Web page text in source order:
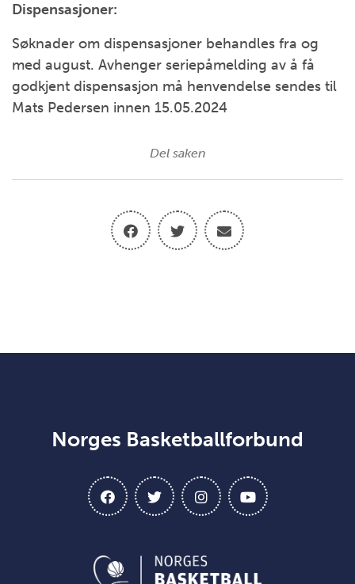
Dispensasjoner:
Søknader om dispensasjoner behandles fra og
med august. Avhenger seriepåmelding av å få
godkjent dispensasjon må henvendelse sendes til
Mats Pedersen innen 15.05.2024
Del saken
Norges Basketballforbund